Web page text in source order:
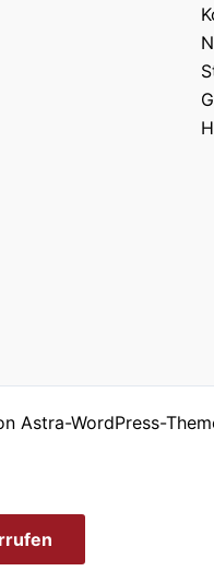
Astra-WordPress-